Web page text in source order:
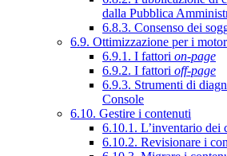
dalla Pubblica
6.8.3. Consenso dei
6.9. Ottimizzazione per i
6.9.1. I fattori on-page
6.9.2. I fattori off-page
6.9.3. Strumenti di
Console
6.10. Gestire i contenuti
6.10.1. L’inventario dei
6.10.2. Revisionare i